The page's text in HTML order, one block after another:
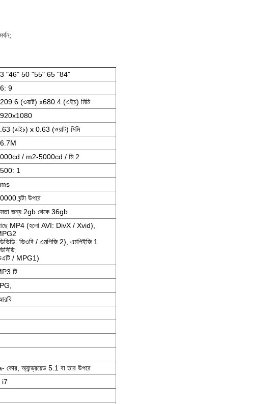
"46" 50 "55" 65 "84"
9
(ওয়াট) x680.4 (এইচ) মিমি
(এইচ) x 0.63 (ওয়াট) মিমি
/ m2-5000cd / মি 2
1
ঘন্টা উপরে
জন্য 2gb থেকে 36gb
MP4 (হলো AVI: DivX / Xvid),
ভিওবি / এমপিজি 2), এমপিইজি 1
/ MPG1)
টি
অ্যান্ড্রয়েড 5.1 বা তার উপরে
i7